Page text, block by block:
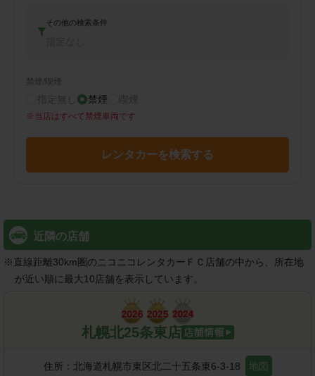
その他の検索条件
禁煙/喫煙
指定無し 禁煙 喫煙
※ 当店はすべて禁煙車両です
レンタカーを検索する
近隣の店舗
※直線距離30km圏のニコニコレンタカーＦＣ店舗の中から、所在地
が近い順に最大10店舗を表示しています。
札幌北25条東店
住所： 北海道札幌市東区北二十五条東6-3-18 地図